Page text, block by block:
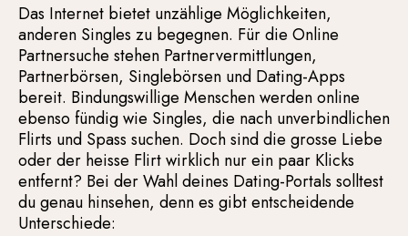
Das Internet bietet unzählige Möglichkeiten,
anderen Singles zu begegnen. Für die Online
Partnersuche stehen Partnervermittlungen,
Partnerbörsen, Singlebörsen und Dating-Apps
bereit. Bindungswillige Menschen werden online
ebenso fündig wie Singles, die nach unverbindlichen
Flirts und Spass suchen. Doch sind die grosse Liebe
oder der heisse Flirt wirklich nur ein paar Klicks
entfernt? Bei der Wahl deines Dating-Portals solltest
du genau hinsehen, denn es gibt entscheidende
Unterschiede: